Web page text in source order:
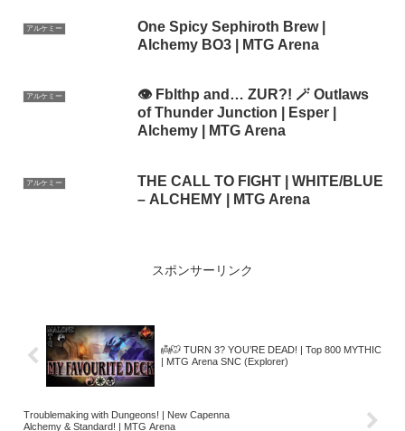
アルケミー
One Spicy Sephiroth Brew |
Alchemy BO3 | MTG Arena
アルケミー
👁️ Fblthp and… ZUR?! 🪄 Outlaws
of Thunder Junction | Esper |
Alchemy | MTG Arena
アルケミー
THE CALL TO FIGHT | WHITE/BLUE
– ALCHEMY | MTG Arena
スポンサーリンク
👼🐭 TURN 3? YOU’RE DEAD! | Top 800 MYTHIC
| MTG Arena SNC (Explorer)
Troublemaking with Dungeons! | New Capenna
Alchemy & Standard! | MTG Arena